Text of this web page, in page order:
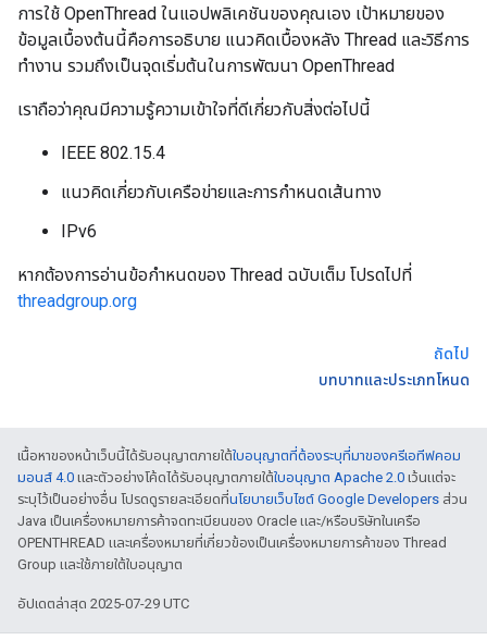
การใช้ OpenThread ในแอปพลิเคชันของคุณเอง เป้าหมายของ
ข้อมูลเบื้องต้นนี้คือการอธิบาย แนวคิดเบื้องหลัง Thread และวิธีการ
ทำงาน รวมถึงเป็นจุดเริ่มต้นในการพัฒนา OpenThread
เราถือว่าคุณมีความรู้ความเข้าใจที่ดีเกี่ยวกับสิ่งต่อไปนี้
IEEE 802.15.4
แนวคิดเกี่ยวกับเครือข่ายและการกำหนดเส้นทาง
IPv6
หากต้องการอ่านข้อกำหนดของ Thread ฉบับเต็ม โปรดไปที่
threadgroup.org
ถัดไป
บทบาทและประเภทโหนด
เนื้อหาของหน้าเว็บนี้ได้รับอนุญาตภายใต้ใบอนุญาตที่ต้องระบุที่มาของครีเอทีฟคอม
มอนส์ 4.0 และตัวอย่างโค้ดได้รับอนุญาตภายใต้ใบอนุญาต Apache 2.0 เว้นแต่จะ
ระบุไว้เป็นอย่างอื่น โปรดดูรายละเอียดที่นโยบายเว็บไซต์ Google Developers ส่วน
Java เป็นเครื่องหมายการค้าจดทะเบียนของ Oracle และ/หรือบริษัทในเครือ
OPENTHREAD และเครื่องหมายที่เกี่ยวข้องเป็นเครื่องหมายการค้าของ Thread
Group และใช้ภายใต้ใบอนุญาต
อัปเดตล่าสุด 2025-07-29 UTC